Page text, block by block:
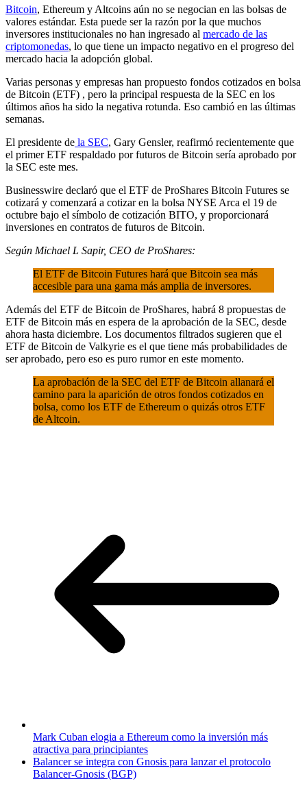
Bitcoin, Ethereum y Altcoins aún no se negocian en las bolsas de
valores estándar. Esta puede ser la razón por la que muchos
inversores institucionales no han ingresado al mercado de las
criptomonedas, lo que tiene un impacto negativo en el progreso del
mercado hacia la adopción global.
Varias personas y empresas han propuesto fondos cotizados en bolsa
de Bitcoin (ETF) , pero la principal respuesta de la SEC en los
últimos años ha sido la negativa rotunda. Eso cambió en las últimas
semanas.
El presidente de la SEC, Gary Gensler, reafirmó recientemente que
el primer ETF respaldado por futuros de Bitcoin sería aprobado por
la SEC este mes.
Businesswire declaró que el ETF de ProShares Bitcoin Futures se
cotizará y comenzará a cotizar en la bolsa NYSE Arca el 19 de
octubre bajo el símbolo de cotización BITO, y proporcionará
inversiones en contratos de futuros de Bitcoin.
Según Michael L Sapir, CEO de ProShares:
El ETF de Bitcoin Futures hará que Bitcoin sea más
accesible para una gama más amplia de inversores.
Además del ETF de Bitcoin de ProShares, habrá 8 propuestas de
ETF de Bitcoin más en espera de la aprobación de la SEC, desde
ahora hasta diciembre. Los documentos filtrados sugieren que el
ETF de Bitcoin de Valkyrie es el que tiene más probabilidades de
ser aprobado, pero eso es puro rumor en este momento.
La aprobación de la SEC del ETF de Bitcoin allanará el
camino para la aparición de otros fondos cotizados en
bolsa, como los ETF de Ethereum o quizás otros ETF
de Altcoin.
Mark Cuban elogia a Ethereum como la inversión más
atractiva para principiantes
Balancer se integra con Gnosis para lanzar el protocolo
Balancer-Gnosis (BGP)